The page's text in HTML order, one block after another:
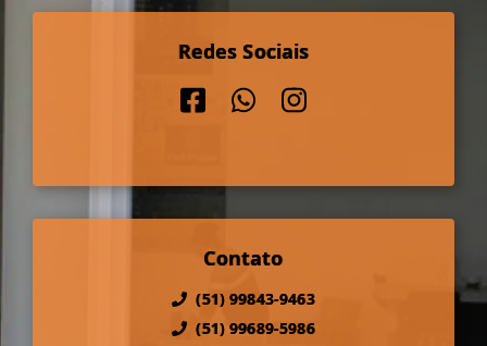
Redes Sociais
Contato
(51) 99843-9463
(51) 99689-5986